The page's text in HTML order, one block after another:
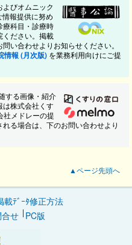
びオムニック
報提供に努め
療科目・診療時
ください。掲載
い合わせよりお知らせください。
情報 (月次版) を業務利用向けにご提
する画像・紹介
は株式会社くす
社メドレーの提
る場合は、下のお問い合わせより
▲ページ先頭へ
載ﾃﾞｰﾀ修正方法
せ PC版